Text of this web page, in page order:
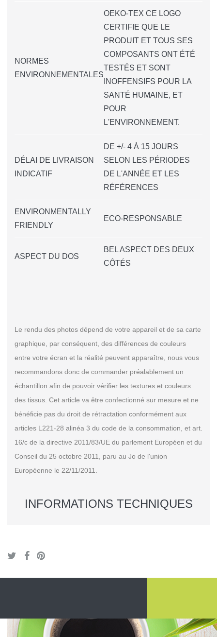
NORMES
ENVIRONNEMENTALES
OEKO-TEX CE LOGO
CERTIFIE QUE LE
PRODUIT ET TOUS SES
COMPOSANTS ONT ÉTÉ
TESTÉS ET SONT
INOFFENSIFS POUR LA
SANTÉ HUMAINE, ET
POUR
L'ENVIRONNEMENT.
DÉLAI DE LIVRAISON
INDICATIF
DE +/- 4 À 15 JOURS
SELON LES PÉRIODES
DE L'ANNÉE ET LES
RÉFÉRENCES
ENVIRONMENTALLY
FRIENDLY
ECO-RESPONSABLE
ASPECT DU DOS
BEL ASPECT DES DEUX
CÔTÉS
Le rendu des photos dépend de votre appareil et de sa carte
graphique, par conséquent, des différences de couleurs
entre votre écran et la réalité peuvent apparaître, nous vous
recommandons donc de commander préalablement un
échantillon afin de pouvoir vérifier les textures et couleurs
des tissus. Cet article va être confectionné sur mesure et ne
bénéficie pas du droit de rétractation conformément aux
articles L221-28 alinéa 3 du code de la consommation, et art.
16/c de la directive 2011/83/UE du parlement Européen et du
Conseil du 25 octobre 2011, paru au Jo de l'union
Européenne le 22/11/2011.
INFORMATIONS TECHNIQUES